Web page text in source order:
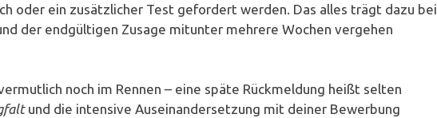
oder ein zusätzlicher Test gefordert werden. Das alles trägt dazu bei,
der endgültigen Zusage mitunter mehrere Wochen vergehen
noch im Rennen – eine späte Rückmeldung heißt selten
und die intensive Auseinandersetzung mit deiner Bewerbung